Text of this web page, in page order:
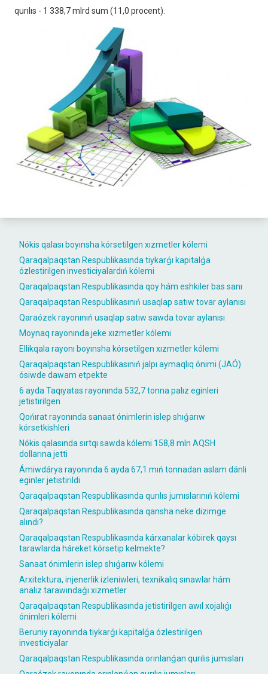
Nókis qalası boyınsha kórsetilgen xızmetler kólemi
Qaraqalpaqstan Respublikasında tiykarǵı kapitalǵa
ózlestirilgen investiciyalardıń kólemi
Qaraqalpaqstan Respublikasında qoy hám eshkiler bas sanı
Qaraqalpaqstan Respublikasınıń usaqlap satıw tovar aylanısı
Qaraózek rayonınıń usaqlap satıw sawda tovar aylanısı
Moynaq rayonında jeke xızmetler kólemi
Ellikqala rayonı boyınsha kórsetilgen xızmetler kólemi
Qaraqalpaqstan Respublikasınıń jalpı aymaqlıq ónimi (JAÓ)
ósiwde dawam etpekte
6 ayda Taqıyatas rayonında 532,7 tonna palız eginleri
jetistirilgen
Qońırat rayonında sanaat ónimlerin islep shıǵarıw
kórsetkishleri
Nókis qalasında sırtqı sawda kólemi 158,8 mln AQSH
dollarına jetti
Ámiwdárya rayonında 6 ayda 67,1 mıń tonnadan aslam dánli
eginler jetistirildi
Qaraqalpaqstan Respublikasında qurılıs jumıslarınıń kólemi
Qaraqalpaqstan Respublikasında qansha neke dizimge
alındı?
Qaraqalpaqstan Respublikasında kárxanalar kóbirek qaysı
tarawlarda háreket kórsetip kelmekte?
Sanaat ónimlerin islep shıǵarıw kólemi
Arxitektura, injenerlik izleniwleri, texnikalıq sınawlar hám
analiz tarawındaǵı xızmetler
Qaraqalpaqstan Respublikasında jetistirilgen awıl xojalıǵı
ónimleri kólemi
Beruniy rayonında tiykarǵı kapitalǵa ózlestirilgen
investiciyalar
Qaraqalpaqstan Respublikasında orınlanǵan qurılıs jumısları
qurılıs - 1 338,7 mlrd sum (11,0 procent).